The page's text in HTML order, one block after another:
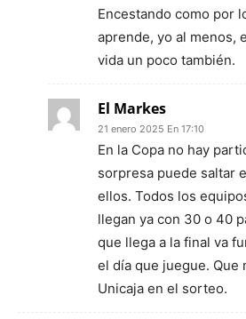
Encestando como por
aprende, yo al menos,
vida un poco también.
El Markes
21 enero 2025 En 17:10
En la Copa no hay
sorpresa puede saltar
ellos. Todos los
llegan ya con 30 o 40
que llega a la final va
el día que juegue. Que
Unicaja en el sorteo.